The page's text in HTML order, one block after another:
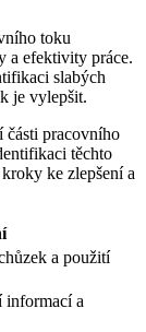
toku
a efektivity práce.
slabých
je vylepšit.
části pracovního
těchto
ke zlepšení a
a použití
informací a